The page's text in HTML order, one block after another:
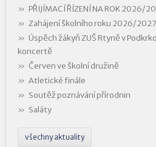
PŘIJÍMACÍ ŘÍZENÍ NA ROK 2026/
Zahájení školního roku 2026/2027
Úspěch žákyň ZUŠ Rtyně v
koncertě
Červen ve školní družině
Atletické finále
Soutěž poznávání přírodnin
Saláty
všechny aktuality